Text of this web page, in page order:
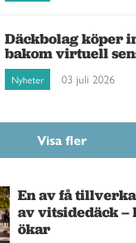
Däckbolag köper
bakom virtuell
Nyheter 03 juli 2026
Visa fler
En av få
av vitsidedäck –
ökar